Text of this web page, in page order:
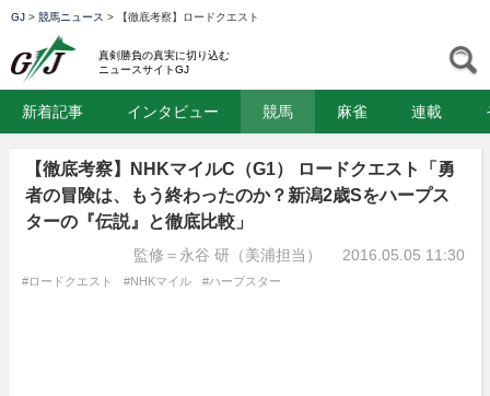
GJ > 競馬ニュース > 【徹底考察】ロードクエスト
真剣勝負の真実に切り込む
ニュースサイトGJ
新着記事 インタビュー 競馬 麻雀 連載
【徹底考察】NHKマイルC（G1） ロードクエスト「勇
者の冒険は、もう終わったのか？新潟2歳Sをハープス
ターの『伝説』と徹底比較」
監修＝永谷 研（美浦担当） 2016.05.05 11:30
#ロードクエスト #NHKマイル #ハープスター